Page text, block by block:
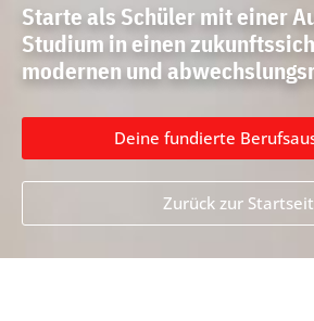
Starte als Schüler mit einer
Studium in einen
modernen und
Deine fundierte
Zurück zur